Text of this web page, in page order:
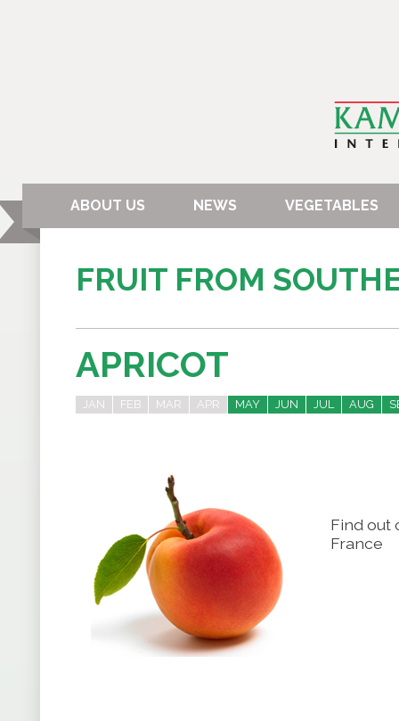
ABOUT US NEWS VEGETABLES
FRUIT FROM
APRICOT
JAN FEB MAR APR MAY JUN JUL AUG
Find out
France